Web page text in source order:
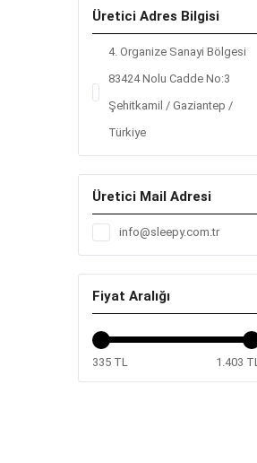
Üretici Adres Bilgisi
4. Organize Sanayi Bölgesi
83424 Nolu Cadde No:3
Şehitkamil / Gaziantep /
Türkiye
Üretici Mail Adresi
info@sleepy.com.tr
Fiyat Aralığı
335 TL 1.403 TL